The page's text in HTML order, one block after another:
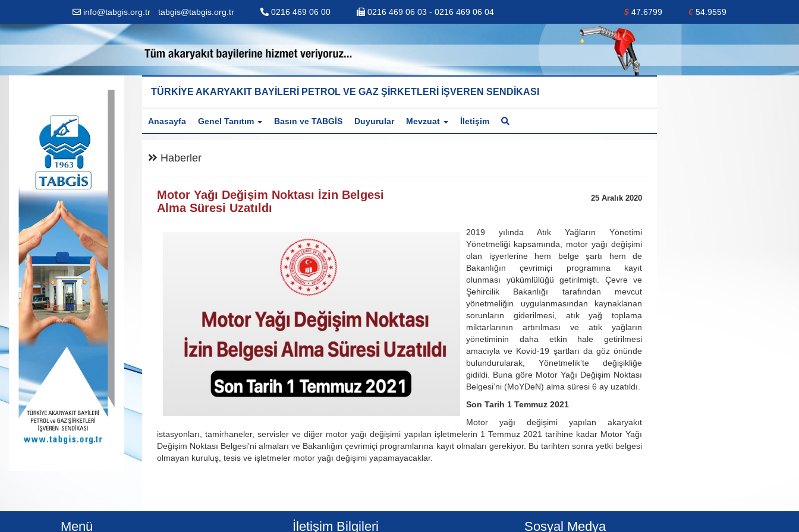
info@tabgis.org.tr - tabgis@tabgis.org.tr 0216 469 06 00 0216 469 06 03 - 0216 469 06 04 $ 47.6799 €54.9559
TÜRKİYE AKARYAKIT BAYİLERİ PETROL VE GAZ ŞİRKETLERİ İŞVEREN SENDİKASI
Anasayfa Genel Tanıtım Basın ve TABGİS Duyurular Mevzuat İletişim
Haberler
Motor Yağı Değişim Noktası İzin Belgesi
Alma Süresi Uzatıldı
25 Aralık 2020
2019 yılında Atık Yağların Yönetimi
Yönetmeliği kapsamında, motor yağı değişimi
olan işyerlerine hem belge şartı hem de
Bakanlığın çevrimiçi programına kayıt
olunması yükümlülüğü getirilmişti. Çevre ve
Şehircilik Bakanlığı tarafından mevcut
yönetmeliğin uygulanmasından kaynaklanan
sorunların giderilmesi, atık yağ toplama
miktarlarının artırılması ve atık yağların
yönetiminin daha etkin hale getirilmesi
amacıyla ve Kovid-19 şartları da göz önünde
bulundurularak, Yönetmelik’te değişikliğe
gidildi. Buna göre Motor Yağı Değişim Noktası
Belgesi’ni (MoYDeN) alma süresi 6 ay uzatıldı.
Son Tarih 1 Temmuz 2021
Motor yağı değişimi yapılan akaryakıt
istasyonları, tamirhaneler, servisler ve diğer motor yağı değişimi yapılan işletmelerin 1 Temmuz 2021 tarihine kadar Motor Yağı
Değişim Noktası Belgesi’ni almaları ve Bakanlığın çevrimiçi programlarına kayıt olmaları gerekiyor. Bu tarihten sonra yetki belgesi
olmayan kuruluş, tesis ve işletmeler motor yağı değişimi yapamayacaklar.
Menü İletişim Bilgileri Sosyal Medya